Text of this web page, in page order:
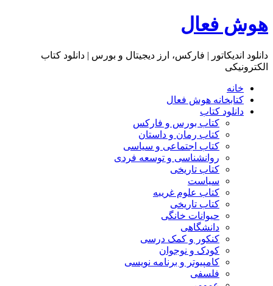
هوش فعال
دانلود اندیکاتور | فارکس، ارز دیجیتال و بورس | دانلود کتاب
الکترونیکی
خانه
کتابخانه هوش فعال
دانلود کتاب
کتاب بورس و فارکس
کتاب رمان و داستان
کتاب اجتماعی و سیاسی
روانشناسی و توسعه فردی
کتاب تاریخی
سیاست
کتاب علوم غریبه
کتاب تاریخی
حیوانات خانگی
دانشگاهی
کنکور و کمک‌ درسی
کودک و نوجوان
کامپیوتر و برنامه نویسی
فلسفی